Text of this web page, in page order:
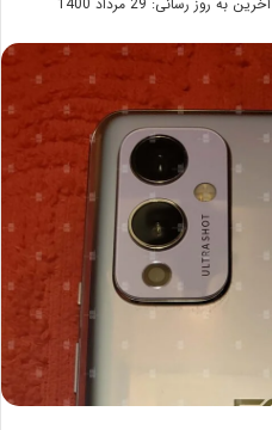
آخرین به روز رسانی: 29 مرداد 1400